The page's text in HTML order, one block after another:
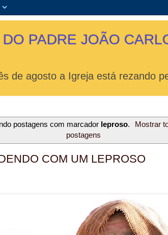
PADRE JOÃO
de agosto a Igreja está rezando
postagens com marcador leproso.
Mostrar
postagens
COM UM LEPROSO